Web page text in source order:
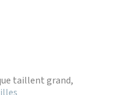
taillent grand,